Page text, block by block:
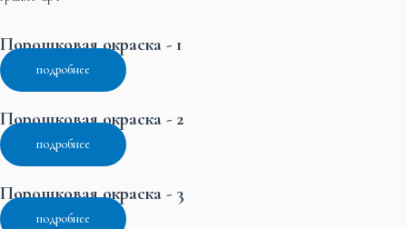
Порошковая окраска - 1
подробнее
Порошковая окраска - 2
подробнее
Порошковая окраска - 3
подробнее